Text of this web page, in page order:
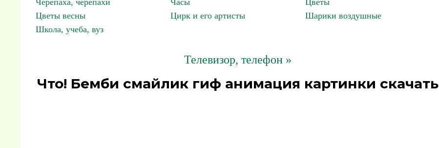
Черепаха, черепахи
Часы
Цветы
Цветы весны
Цирк и его артисты
Шарики воздушные
Школа, учеба, вуз
Телевизор, телефон »
Что! Бемби смайлик гиф анимация картинки скачать